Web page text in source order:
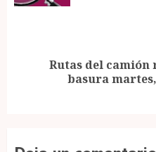
Rutas del camión
basura